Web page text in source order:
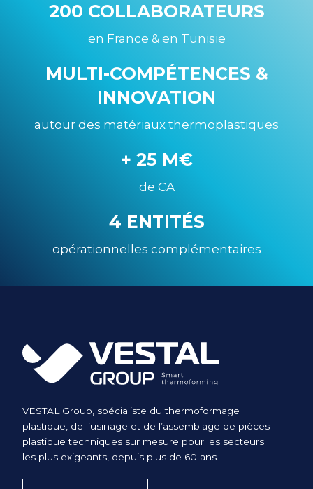
200 COLLABORATEURS
en France & en Tunisie
MULTI-COMPÉTENCES &
INNOVATION
autour des matériaux thermoplastiques
+ 25 M€
de CA
4 ENTITÉS
opérationnelles complémentaires
VESTAL Group, spécialiste du thermoformage
plastique, de l’usinage et de l’assemblage de pièces
plastique techniques sur mesure pour les secteurs
les plus exigeants, depuis plus de 60 ans.